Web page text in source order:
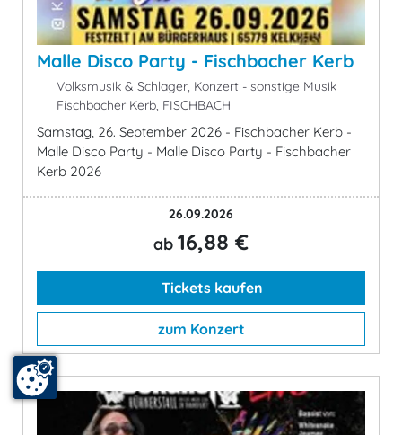
Malle Disco Party - Fischbacher Kerb
Volksmusik & Schlager, Konzert - sonstige Musik
Fischbacher Kerb, FISCHBACH
Samstag, 26. September 2026 - Fischbacher Kerb -
Malle Disco Party - Malle Disco Party - Fischbacher
Kerb 2026
26.09.2026
ab 16,88 €
Tickets kaufen
zum Konzert